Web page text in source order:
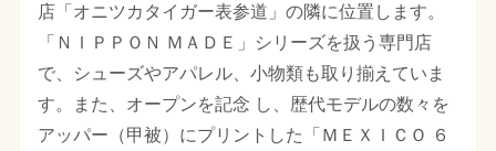
店「オニツカタイガー表参道」の隣に位置します。
「ＮＩＰＰＯＮ ＭＡＤＥ」シリーズを扱う専門店
で、シューズやアパレル、小物類も取り揃えていま
す。また、オープンを記念 し、歴代モデルの数々を
アッパー（甲被）にプリントした「ＭＥＸＩＣＯ ６